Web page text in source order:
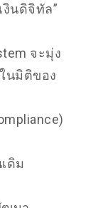
นดิจิทัล”
จะมุ่ง
นมิติของ
ดิม